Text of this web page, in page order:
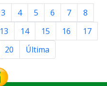
3 4 5 6 7
8
13 14 15 16
17
20 Última